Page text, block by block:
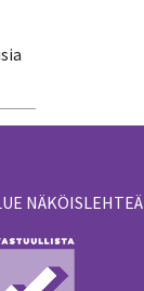
NÄKÖISLEHTEÄ